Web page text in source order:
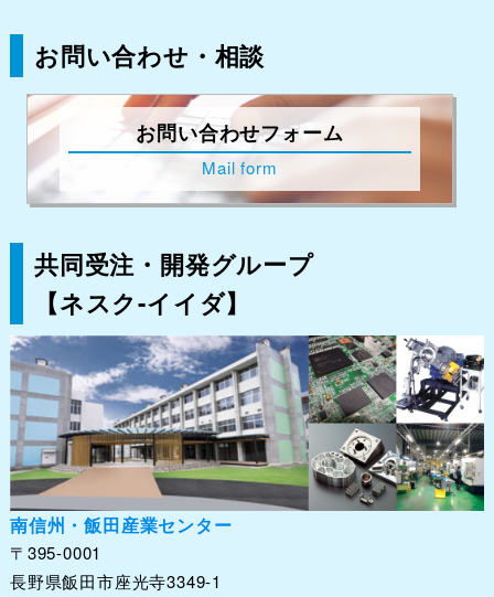
お問い合わせ・相談
お問い合わせフォーム
Mail form
共同受注・開発グループ
【ネスク-イイダ】
南信州・飯田産業センター
〒395-0001
長野県飯田市座光寺3349-1